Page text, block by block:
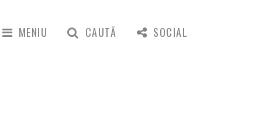
MENIU CAUTĂ SOCIAL